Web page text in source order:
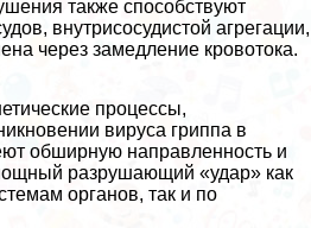
также способствуют
внутрисосудистой агрегации,
через замедление кровотока.
процессы,
вируса гриппа в
обширную направленность и
разрушающий «удар» как
органов, так и по